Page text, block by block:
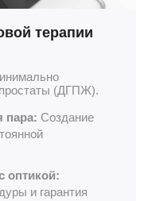
терапии
(ДГПЖ).
пара: Создание
оптикой:
и гарантия